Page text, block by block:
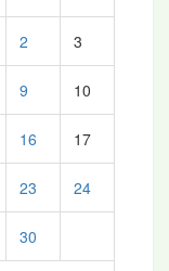
2 3
9 10
16 17
23 24
30